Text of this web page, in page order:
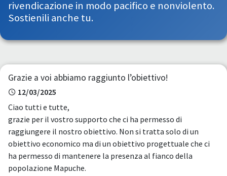
rivendicazione in modo pacifico e nonviolento.
Sostienili anche tu.
Grazie a voi abbiamo raggiunto l’obiettivo!
12/03/2025
Ciao tutti e tutte,
grazie per il vostro supporto che ci ha permesso di
raggiungere il nostro obiettivo. Non si tratta solo di un
obiettivo economico ma di un obiettivo progettuale che ci
ha permesso di mantenere la presenza al fianco della
popolazione Mapuche.